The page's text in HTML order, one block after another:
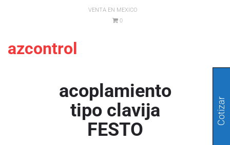
VENTA EN MEXICO
0
azcontrol
acoplamiento
tipo clavija
FESTO
Cotizar